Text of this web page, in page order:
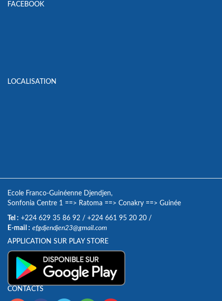
FACEBOOK
LOCALISATION
Ecole Franco-Guinéenne Djendjen,
Sonfonia Centre 1 ==> Ratoma ==> Conakry ==> Guinée
Tel : +224 629 35 86 92 / +224 661 95 20 20 /
E-mail : efgdjendjen23@gmail.com
APPLICATION SUR PLAY STORE
CONTACTS